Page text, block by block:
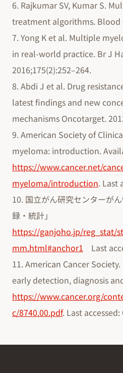
6. Rajkumar SV, Kumar S.
treatment algorithms. Blood
7. Yong K et al. Multiple
in real-world practice. Br J
2016;175(2):252–264.
8. Abdi J et al. Drug
latest findings and new
mechanisms Oncotarget.
9. American Society of
myeloma: introduction.
https://www.cancer.net/
myeloma/introduction. Last
10. 国立がん研究センターが
録・統計」
https://ganjoho.jp/reg_stat/
mm.html#anchor1 Last
11. American Cancer
early detection, diagnosis
https://www.cancer.org/
c/8740.00.pdf. Last